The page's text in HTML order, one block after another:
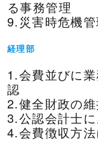
る事務管理
9.災害時危機
経理部
1.会費並びに
認
2.健全財政の
3.公認会計士
4.会費徴収方